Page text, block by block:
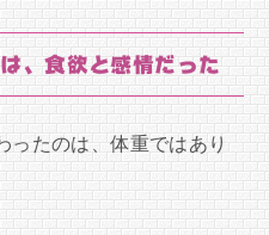
、食欲と感情だった
ったのは、体重ではあり